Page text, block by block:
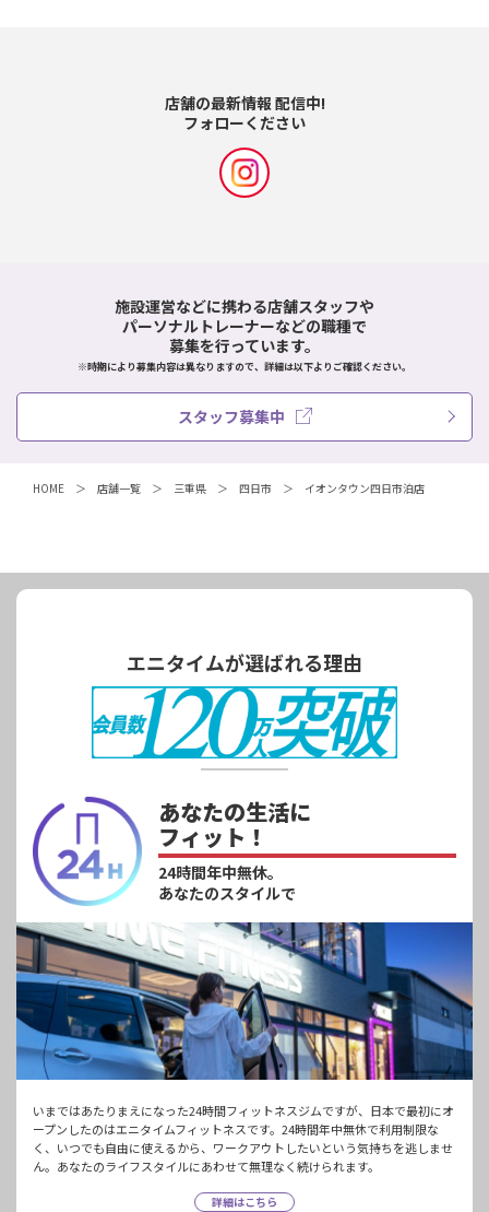
店舗の最新情報 配信中!
フォローください
施設運営などに携わる店舗スタッフや
パーソナルトレーナーなどの職種で
募集を行っています。
※時期により募集内容は異なりますので、詳細は以下よりご確認ください。
スタッフ募集中
HOME 店舗一覧 三重県 四日市 イオンタウン四日市泊店
エニタイムが選ばれる理由
あなたの生活に
フィット！
24時間年中無休。
あなたのスタイルで
いまではあたりまえになった24時間フィットネスジムですが、日本で最初にオ
ープンしたのはエニタイムフィットネスです。24時間年中無休で利用制限な
く、いつでも自由に使えるから、ワークアウトしたいという気持ちを逃しませ
ん。あなたのライフスタイルにあわせて無理なく続けられます。
詳細はこちら